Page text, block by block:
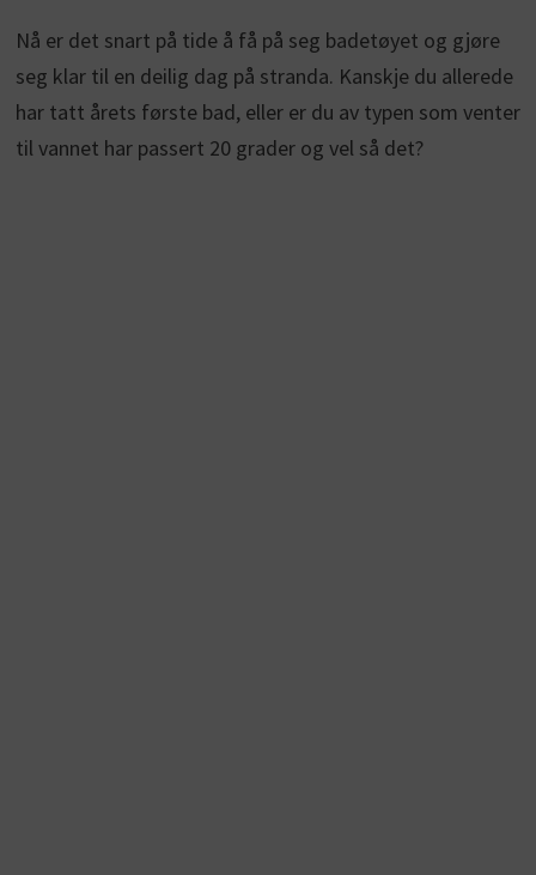
Nå er det snart på tide å få på seg badetøyet og gjøre
seg klar til en deilig dag på stranda. Kanskje du allerede
har tatt årets første bad, eller er du av typen som venter
til vannet har passert 20 grader og vel så det?